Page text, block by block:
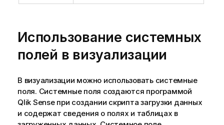
Использование системных
полей в визуализации
В визуализации можно использовать системные
поля. Системные поля создаются программой
Qlik Senseпри создании скрипта загрузки данных
и содержат сведения о полях и таблицах в